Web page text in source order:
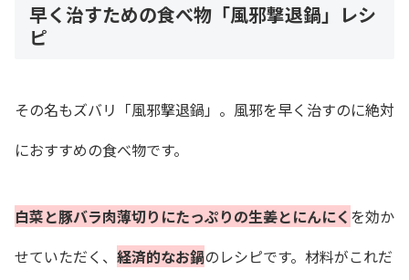
早く治すための食べ物「風邪撃退鍋」レシ
ピ
その名もズバリ「風邪撃退鍋」。風邪を早く治すのに絶対
におすすめの食べ物です。
白菜と豚バラ肉薄切りにたっぷりの生姜とにんにく を効か
せていただく、 経済的なお鍋のレシピです。材料がこれだ